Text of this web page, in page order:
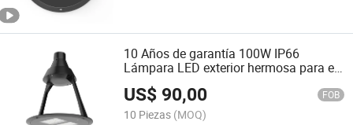
10 Años de garantía 100W IP66
Lámpara LED exterior hermosa para el
jardín
US$ 90,00 FOB
10 Piezas (MOQ)